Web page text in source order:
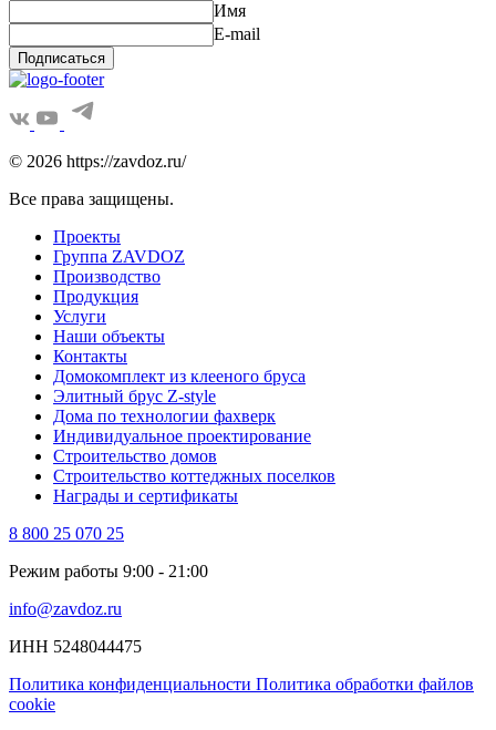
Имя
E-mail
Подписаться
© 2026 https://zavdoz.ru/
Все права защищены.
Проекты
Группа ZAVDOZ
Производство
Продукция
Услуги
Наши объекты
Контакты
Домокомплект из клееного бруса
Элитный брус Z-style
Дома по технологии фахверк
Индивидуальное проектирование
Строительство домов
Строительство коттеджных поселков
Награды и сертификаты
8 800 25 070 25
Режим работы 9:00 - 21:00
info@zavdoz.ru
ИНН 5248044475
Политика конфиденциальности Политика обработки файлов
cookie